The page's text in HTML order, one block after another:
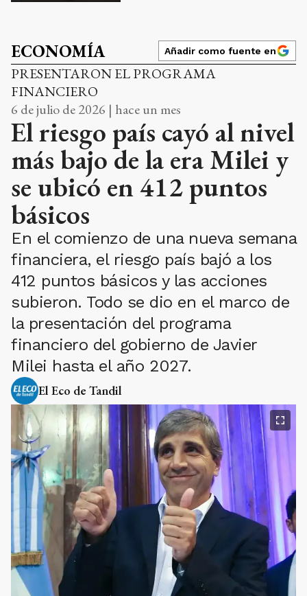
ECONOMÍA Añadir como fuente en
PRESENTARON EL PROGRAMA
FINANCIERO
6 de julio de 2026 | hace un mes
El riesgo país cayó al nivel
más bajo de la era Milei y
se ubicó en 412 puntos
básicos
En el comienzo de una nueva semana
financiera, el riesgo país bajó a los
412 puntos básicos y las acciones
subieron. Todo se dio en el marco de
la presentación del programa
financiero del gobierno de Javier
Milei hasta el año 2027.
El Eco de Tandil